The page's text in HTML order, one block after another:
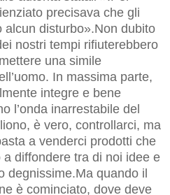
precisava che gli
disturbo».Non dubito
nostri tempi rifiuterebbero
una simile
In massima parte,
integre e bene
l’onda inarrestabile del
è vero, controllarci, ma
a venderci prodotti che
diffondere tra di noi idee e
degnissime.Ma quando il
è cominciato, dove deve